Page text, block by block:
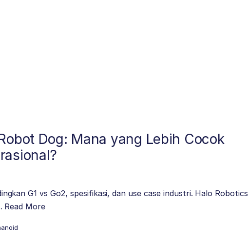
Dog: Mana yang Lebih Cocok
G1 vs Go2, spesifikasi, dan use case industri. Halo Robotics
Read More